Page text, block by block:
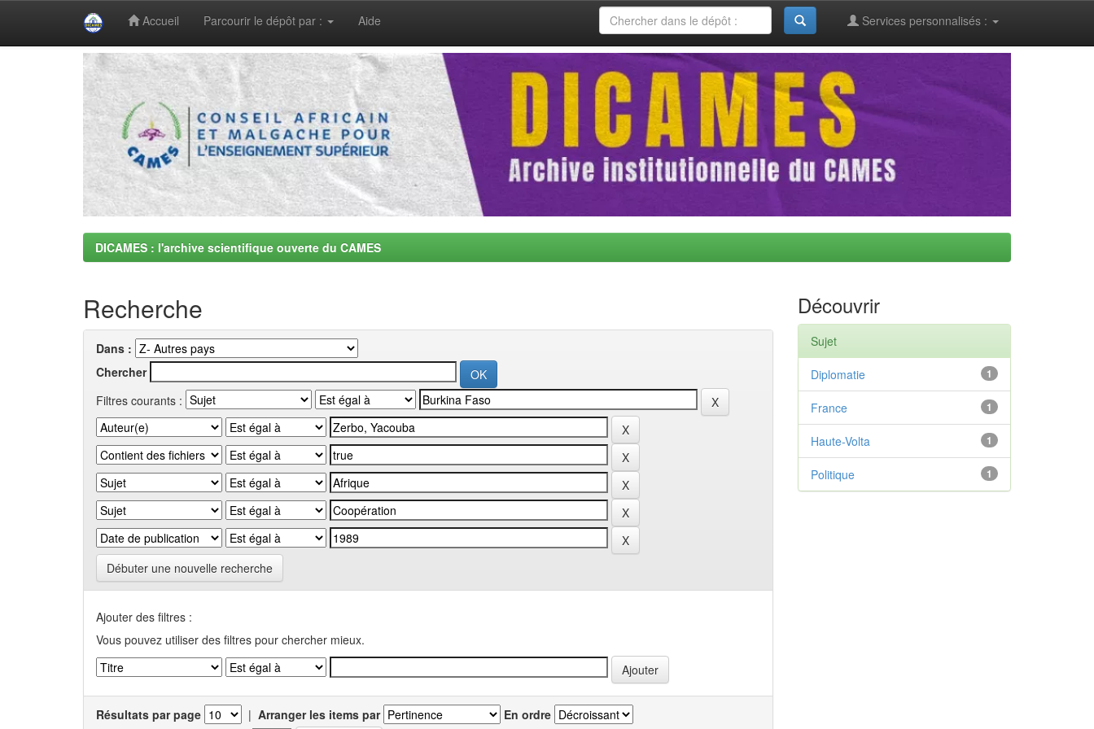
Accueil Parcourir le dépôt par : Aide Services personnalisés :
DICAMES : l'archive scientifique ouverte du CAMES
Recherche
Dans :
Chercher
Filtres courants :
Débuter une nouvelle recherche
Ajouter des filtres :
Vous pouvez utiliser des filtres pour chercher mieux.
Résultats par page | Arranger les items par
En ordre
Découvrir
Sujet
1
Diplomatie
1
France
1
Haute-Volta
1
Politique